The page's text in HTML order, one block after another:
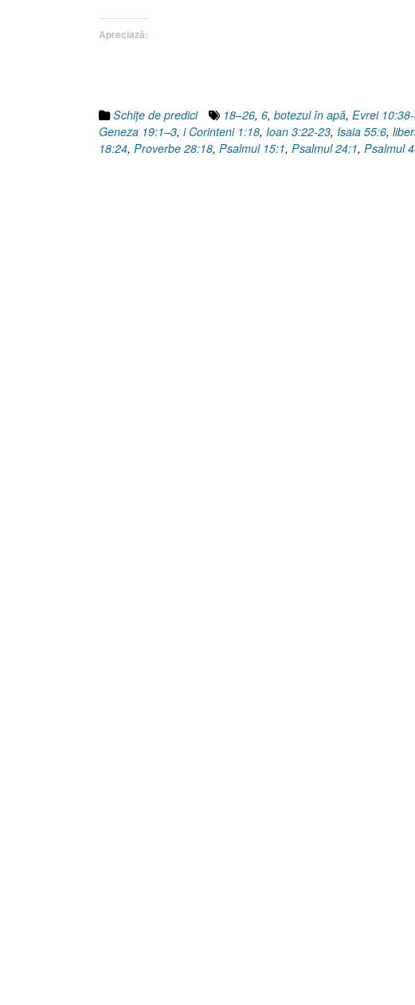
Apreciază:
Schiţe de predici 18–26, 6, botezul în apă, Evrei
Geneza 19:1–3, i Corinteni 1:18, Ioan 3:22-23, Isaia 55:6,
18:24, Proverbe 28:18, Psalmul 15:1, Psalmul 24:1, Psalmul